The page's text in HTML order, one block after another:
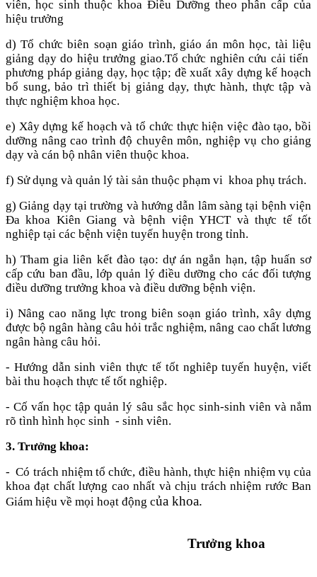
viên, học sinh thuộc khoa Điều Dưỡng theo phân cấp của
hiệu trưởng
d) Tổ chức biên soạn giáo trình, giáo án môn học, tài liệu
giảng dạy do hiệu trưởng giao.Tổ chức nghiên cứu cải tiến
phương pháp giảng dạy, học tập; đề xuất xây dựng kế hoạch
bổ sung, bảo trì thiết bị giảng dạy, thực hành, thực tập và
thực nghiệm khoa học.
e) Xây dựng kế hoạch và tổ chức thực hiện việc đào tạo, bồi
dưỡng nâng cao trình độ chuyên môn, nghiệp vụ cho giảng
dạy và cán bộ nhân viên thuộc khoa.
f) Sử dụng và quản lý tài sản thuộc phạm vi khoa phụ trách.
g) Giảng dạy tại trường và hướng dẫn lâm sàng tại bệnh viện
Đa khoa Kiên Giang và bệnh viện YHCT và thực tế tốt
nghiệp tại các bệnh viện tuyến huyện trong tỉnh.
h) Tham gia liên kết đào tạo: dự án ngắn hạn, tập huấn sơ
cấp cứu ban đầu, lớp quản lý điều dưỡng cho các đối tượng
điều dưỡng trưởng khoa và điều dưỡng bệnh viện.
i) Nâng cao năng lực trong biên soạn giáo trình, xây dựng
được bộ ngân hàng câu hỏi trắc nghiệm, nâng cao chất lương
ngân hàng câu hỏi.
- Hướng dẫn sinh viên thực tế tốt nghiêp tuyến huyện, viết
bài thu hoạch thực tế tốt nghiệp.
- Cố vấn học tập quản lý sâu sắc học sinh-sinh viên và nắm
rõ tình hình học sinh - sinh viên.
3. Trưởng khoa:
- Có trách nhiệm tổ chức, điều hành, thực hiện nhiệm vụ của
khoa đạt chất lượng cao nhất và chịu trách nhiệm rước Ban
Giám hiệu về mọi hoạt động của khoa.
Trưởng khoa